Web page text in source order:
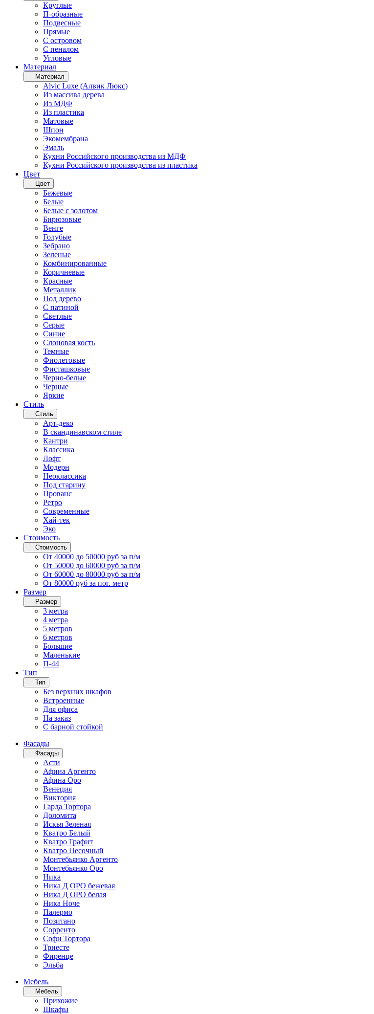
Круглые
П-образные
Подвесные
Прямые
С островом
С пеналом
Угловые
Материал
Материал
Alvic Luxe (Алвик Люкс)
Из массива дерева
Из МДФ
Из пластика
Матовые
Шпон
Экомембрана
Эмаль
Кухни Российского производства из МДФ
Кухни Российского производства из пластика
Цвет
Цвет
Бежевые
Белые
Белые с золотом
Бирюзовые
Венге
Голубые
Зебрано
Зеленые
Комбинированные
Коричневые
Красные
Металлик
Под дерево
С патиной
Светлые
Серые
Синие
Слоновая кость
Темные
Фиолетовые
Фисташковые
Черно-белые
Черные
Яркие
Стиль
Стиль
Арт-деко
В скандинавском стиле
Кантри
Классика
Лофт
Модерн
Неоклассика
Под старину
Прованс
Ретро
Современные
Хай-тек
Эко
Стоимость
Стоимость
От 40000 до 50000 руб за п/м
От 50000 до 60000 руб за п/м
От 60000 до 80000 руб за п/м
От 80000 руб за пог. метр
Размер
Размер
3 метра
4 метра
5 метров
6 метров
Большие
Маленькие
П-44
Тип
Тип
Без верхних шкафов
Встроенные
Для офиса
На заказ
С барной стойкой
Фасады
Фасады
Асти
Афина Аргенто
Афина Оро
Венеция
Виктория
Гарда Тортора
Доломита
Искья Зеленая
Кватро Белый
Кватро Графит
Кватро Песочный
Монтебьянко Аргенто
Монтебьянко Оро
Ника
Ника Д ОРО бежевая
Ника Д ОРО белая
Ника Ноче
Палермо
Позитано
Сорренто
Софи Тортора
Триесте
Фиренце
Эльба
Мебель
Мебель
Прихожие
Шкафы